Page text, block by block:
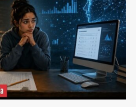
Luces
Siglo